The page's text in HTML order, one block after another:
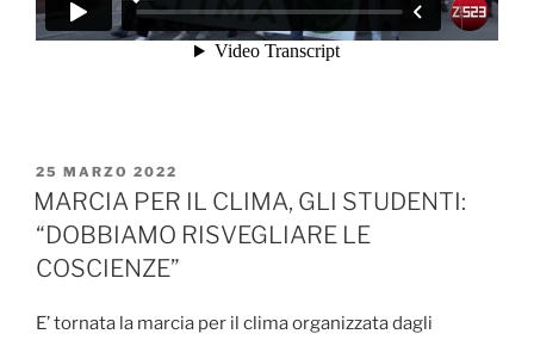
PUBBLICATO
IL
25 MARZO 2022
MARCIA PER IL CLIMA, GLI STUDENTI:
“DOBBIAMO RISVEGLIARE LE
COSCIENZE”
E’ tornata la marcia per il clima organizzata dagli